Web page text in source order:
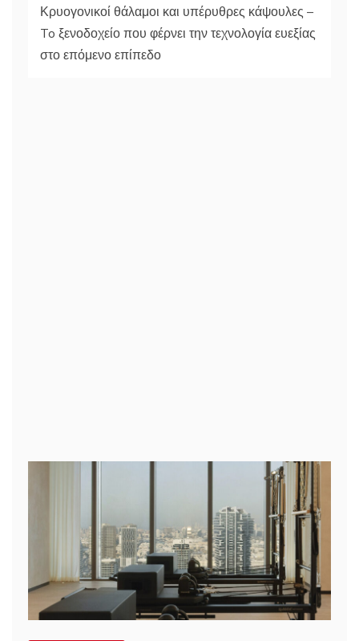
Κρυογονικοί θάλαμοι και υπέρυθρες κάψουλες –
To ξενοδοχείο που φέρνει την τεχνολογία ευεξίας
στο επόμενο επίπεδο